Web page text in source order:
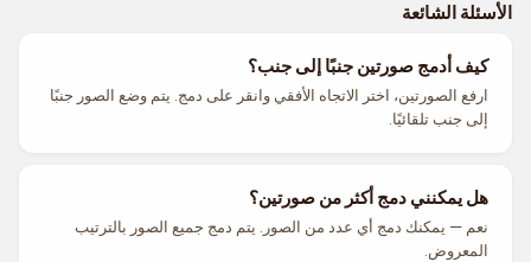
الأسئلة الشائعة
كيف أدمج صورتين جنبًا إلى جنب؟
ارفع الصورتين، اختر الاتجاه الأفقي وانقر على دمج. يتم وضع الصور جنبًا
إلى جنب تلقائيًا.
هل يمكنني دمج أكثر من صورتين؟
نعم — يمكنك دمج أي عدد من الصور. يتم دمج جميع الصور بالترتيب
المعروض.